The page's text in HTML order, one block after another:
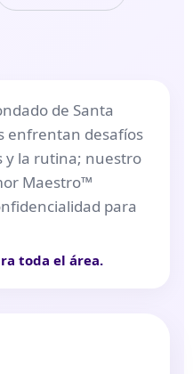
de Santa
enfrentan desafíos
y la rutina; nuestro
Maestro™
para
toda el área.